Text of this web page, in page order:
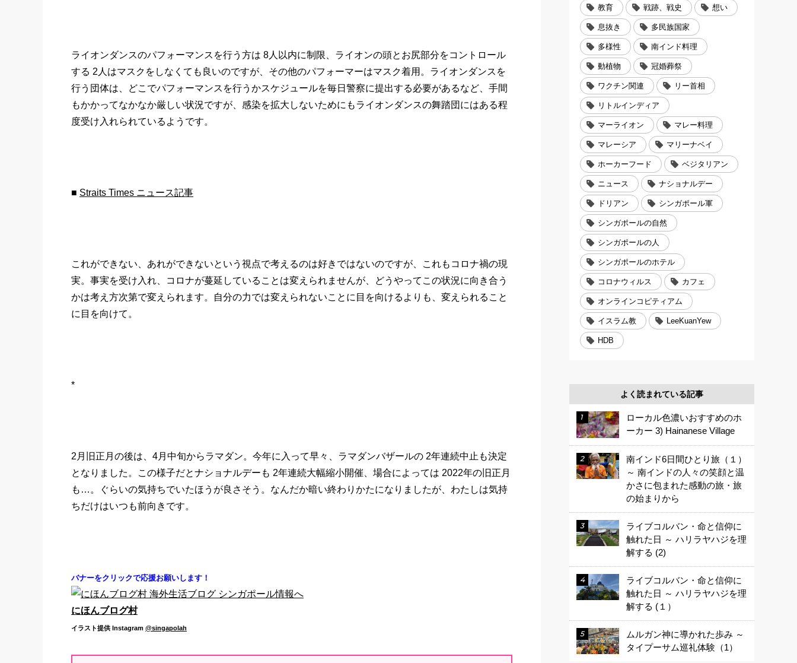
ライオンダンスのパフォーマンスを行う方は 8人以内に制限、ライオンの頭とお尻部分をコントロール
する 2人はマスクをしなくても良いのですが、その他のパフォーマーはマスク着用。ライオンダンスを
行う団体は、どこでパフォーマンスを行うかスケジュールを毎日警察に提出する必要があるなど、手間
もかかってなかなか厳しい状況ですが、感染を拡大しないためにもライオンダンスの舞踏団にはある程
度受け入れられているようです。
■ Straits Times ニュース記事
これができない、あれができないという視点で考えるのは好きではないのですが、これもコロナ禍の現
実。事実を受け入れ、コロナが蔓延していることは変えられませんが、どうやってこの状況に向き合う
かは考え方次第で変えられます。自分の力では変えられないことに目を向けるよりも、変えられること
に目を向けて。
*
2月旧正月の後は、4月中旬からラマダン。今年に入って早々、ラマダンバザールの 2年連続中止も決定
となりました。この様子だとナショナルデーも 2年連続大幅縮小開催、場合によっては 2022年の旧正月
も…。ぐらいの気持ちでいたほうが良さそう。なんだか暗い終わりかたになりましたが、わたしは気持
ちだけはいつも前向きです。
バナーをクリックで応援お願いします！
にほんブログ村
イラスト提供 Instagram @singapolah
教育 戦跡、戦史 想い
息抜き 多民族国家
多様性 南インド料理
動植物 冠婚葬祭
ワクチン関連 リー首相
リトルインディア
マーライオン マレー料理
マレーシア マリーナベイ
ホーカーフード ベジタリアン
ニュース ナショナルデー
ドリアン シンガポール軍
シンガポールの自然
シンガポールの人
シンガポールのホテル
コロナウィルス カフェ
オンラインコピティアム
イスラム教 LeeKuanYew
HDB
よく読まれている記事
ローカル色濃いおすすめのホ
ーカー 3) Hainanese Village
南インド6日間ひとり旅（１）
～ 南インドの人々の笑顔と温
かさに包まれた感動の旅・旅
の始まりから
ライブコルバン・命と信仰に
触れた日 ～ ハリラヤハジを理
解する (2)
ライブコルバン・命と信仰に
触れた日 ～ ハリラヤハジを理
解する (１）
ムルガン神に導かれた歩み ～
タイプーサム巡礼体験（1）